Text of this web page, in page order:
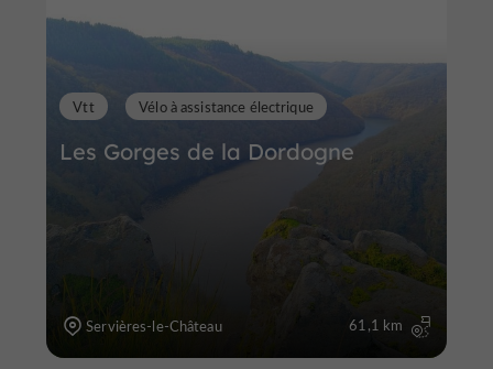
Les Gorges de la Dordogne
Vtt Vélo à assistance électrique
Servières-le-Château 61,1 km